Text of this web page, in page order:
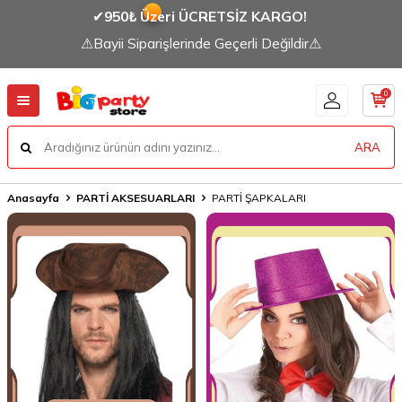
✔950₺ Üzeri ÜCRETSİZ KARGO!
⚠Bayii Siparişlerinde Geçerli Değildir⚠
ARA
0
Anasayfa PARTİ AKSESUARLARI PARTİ ŞAPKALARI